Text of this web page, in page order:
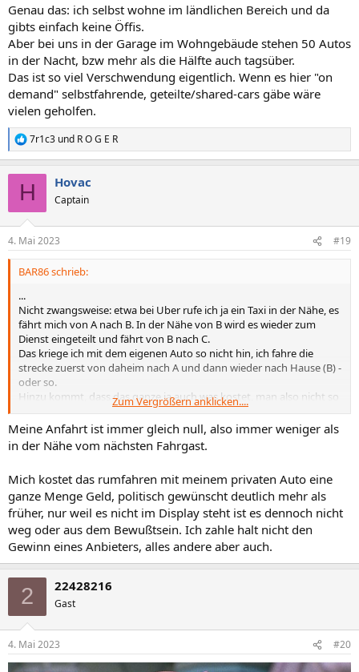
Genau das: ich selbst wohne im ländlichen Bereich und da
gibts einfach keine Öffis.
Aber bei uns in der Garage im Wohngebäude stehen 50 Autos
in der Nacht, bzw mehr als die Hälfte auch tagsüber.
Das ist so viel Verschwendung eigentlich. Wenn es hier "on
demand" selbstfahrende, geteilte/shared-cars gäbe wäre
vielen geholfen.
R
e
e
n
7r1c3 und R O G E R
H Hovac
Captain
4. Mai 2023 #19
BAR86 schrieb:
...
Nicht zwangsweise: etwa bei Uber rufe ich ja ein Taxi in der Nähe, es
fährt mich von A nach B. In der Nähe von B wird es wieder zum
Dienst eingeteilt und fährt von B nach C.
Das kriege ich mit dem eigenen Auto so nicht hin, ich fahre die
strecke zuerst von daheim nach A und dann wieder nach Hause (B) -
oder so.
Hinzu kommt, dass das ganze ja auch was kostet, man also nicht so
lustig durch die Gegend fährt wie mit dem privaten Auto. Und man
ist dann auch vielleicht eher motiviert es zu "teilen".
Zum Vergrößern anklicken....
Meine Anfahrt ist immer gleich null, also immer weniger als
in der Nähe vom nächsten Fahrgast.
Mich kostet das rumfahren mit meinem privaten Auto eine
ganze Menge Geld, politisch gewünscht deutlich mehr als
früher, nur weil es nicht im Display steht ist es dennoch nicht
weg oder aus dem Bewußtsein. Ich zahle halt nicht den
Gewinn eines Anbieters, alles andere aber auch.
2 22428216
Gast
4. Mai 2023 #20